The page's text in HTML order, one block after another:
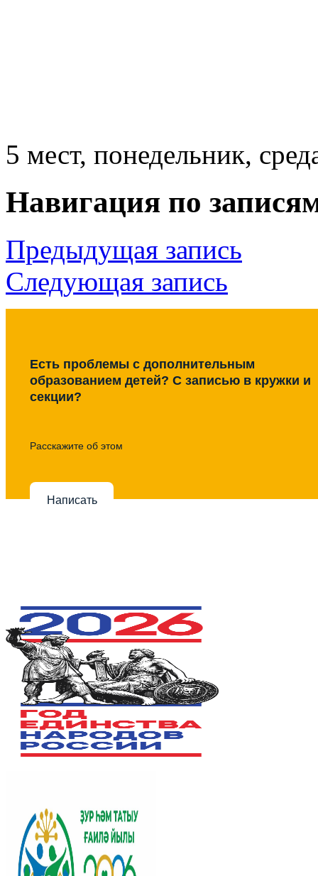
5 мест, понедельник,
Навигация по
Предыдущая запись
Следующая запись
Есть проблемы с дополнительным
образованием детей? С записью в кружки и
секции?
Расскажите об этом
Написать